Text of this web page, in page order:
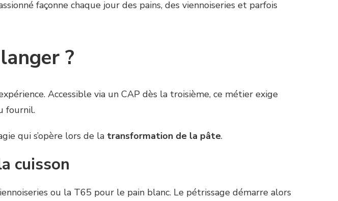
façonne chaque jour des pains, des viennoiseries et parfois
?
Accessible via un CAP dès la troisième, ce métier exige
fournil.
qui s’opère lors de la transformation de la pâte.
cuisson
ou la T65 pour le pain blanc. Le pétrissage démarre alors